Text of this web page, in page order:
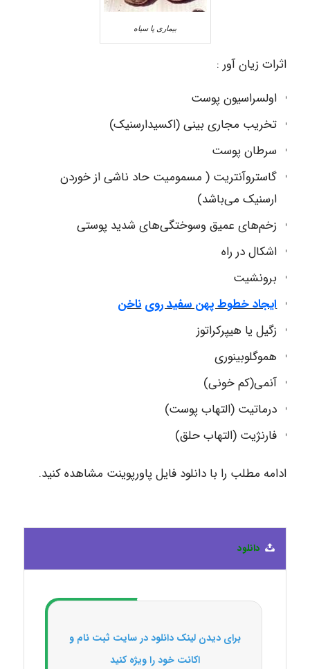
بیماری پا سیاه
اثرات زیان آور :
اولسراسیون پوست
تخریب مجاری بینی (اکسیدارسنیک)
سرطان پوست
گاستروآنتریت ( مسمومیت حاد ناشی از خوردن
ارسنیک می‌باشد)
زخم‌های عمیق وسوختگی‌های شدید پوستی
اشکال در راه
برونشیت
ایجاد خطوط پهن سفید روی ناخن
زگیل یا هیپرکراتوز
هموگلوبینوری
آنمی(کم خونی)
درماتیت (التهاب پوست)
فارنژیت (التهاب حلق)
ادامه مطلب را با دانلود فایل پاورپوینت مشاهده کنید.
دانلود
برای دیدن لینک دانلود در سایت ثبت نام و
اکانت خود را ویژه کنید